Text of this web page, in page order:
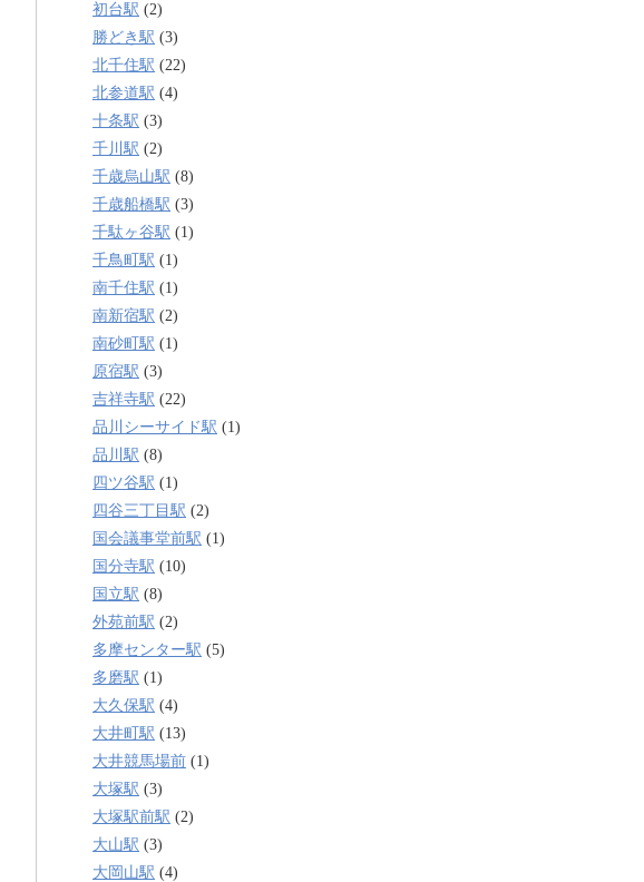
初台駅 (2)
勝どき駅 (3)
北千住駅 (22)
北参道駅 (4)
十条駅 (3)
千川駅 (2)
千歳烏山駅 (8)
千歳船橋駅 (3)
千駄ヶ谷駅 (1)
千鳥町駅 (1)
南千住駅 (1)
南新宿駅 (2)
南砂町駅 (1)
原宿駅 (3)
吉祥寺駅 (22)
品川シーサイド駅 (1)
品川駅 (8)
四ツ谷駅 (1)
四谷三丁目駅 (2)
国会議事堂前駅 (1)
国分寺駅 (10)
国立駅 (8)
外苑前駅 (2)
多摩センター駅 (5)
多磨駅 (1)
大久保駅 (4)
大井町駅 (13)
大井競馬場前 (1)
大塚駅 (3)
大塚駅前駅 (2)
大山駅 (3)
大岡山駅 (4)